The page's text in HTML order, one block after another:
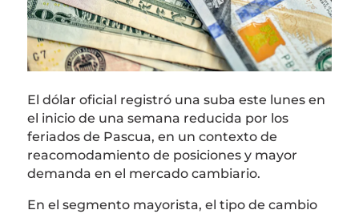
El dólar oficial registró una suba este lunes en
el inicio de una semana reducida por los
feriados de Pascua, en un contexto de
reacomodamiento de posiciones y mayor
demanda en el mercado cambiario.
En el segmento mayorista, el tipo de cambio